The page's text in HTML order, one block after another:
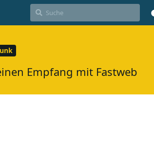
Empfang mit Fastweb